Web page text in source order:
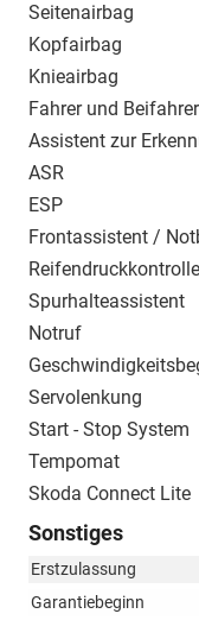
Seitenairbag
Kopfairbag
Knieairbag
Fahrer und
Assistent zur
ASR
ESP
Frontassistent /
Reifendruckkontrolle
Spurhalteassistent
Notruf
Servolenkung
Start - Stop System
Tempomat
Skoda Connect Lite
Sonstiges
Erstzulassung
Garantiebeginn